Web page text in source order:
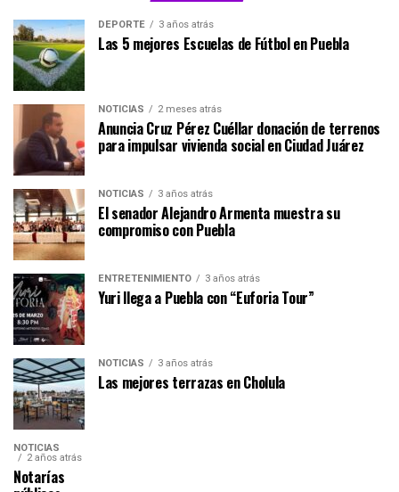
DEPORTE 3 años atrás
Las 5 mejores Escuelas de Fútbol en Puebla
NOTICIAS 2 meses atrás
Anuncia Cruz Pérez Cuéllar donación de terrenos
para impulsar vivienda social en Ciudad Juárez
NOTICIAS 3 años atrás
El senador Alejandro Armenta muestra su
compromiso con Puebla
ENTRETENIMIENTO 3 años atrás
Yuri llega a Puebla con “Euforia Tour”
NOTICIAS 3 años atrás
Las mejores terrazas en Cholula
NOTICIAS
2 años atrás
Notarías